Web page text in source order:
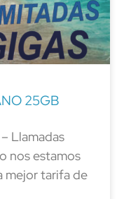
25GB
Llamadas
nos estamos
mejor tarifa de